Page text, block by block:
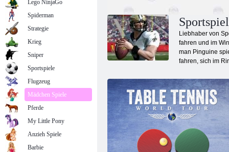
Liebhaber von
fahren und im
man Pinguine
fahren, sich im
Lego NinjaGo
Spiderman
Strategie
Krieg
Sniper
Sportspiele
Flugzeug
Mädchen Spiele
Pferde
My Little Pony
Anzieh Spiele
Barbie